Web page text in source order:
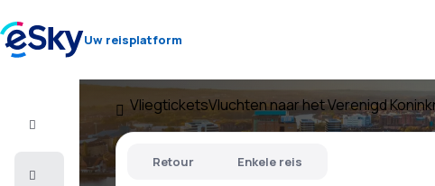
Uw reisplatform
Vlucht+Hotel
Vliegtickets
VliegticketsVluchten naar het Verenigd
Retour Enkele reis